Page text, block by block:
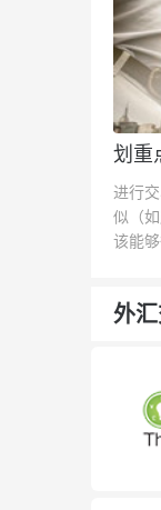
划重
进行
似（
该能
外